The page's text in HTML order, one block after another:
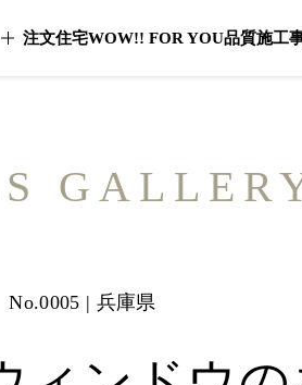
モレスプレミアムのメニューを開く
注文住宅WOW!! FOR YOU品質施工
No.0005 | 兵庫県